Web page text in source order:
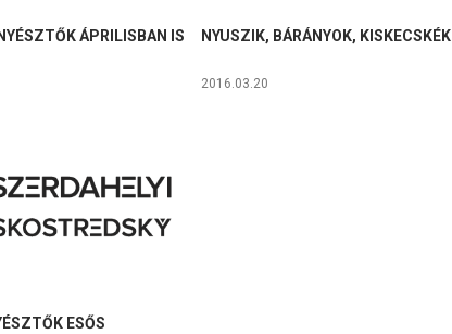
ÁPRILISBAN IS
NYUSZIK, BÁRÁNYOK, KISKECSKÉK
2016.03.20
ESŐS